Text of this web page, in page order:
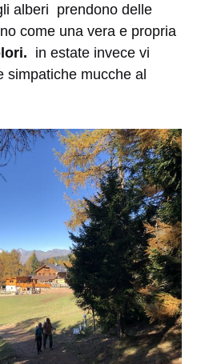
alberi prendono delle
come una vera e propria
in estate invece vi
simpatiche mucche al